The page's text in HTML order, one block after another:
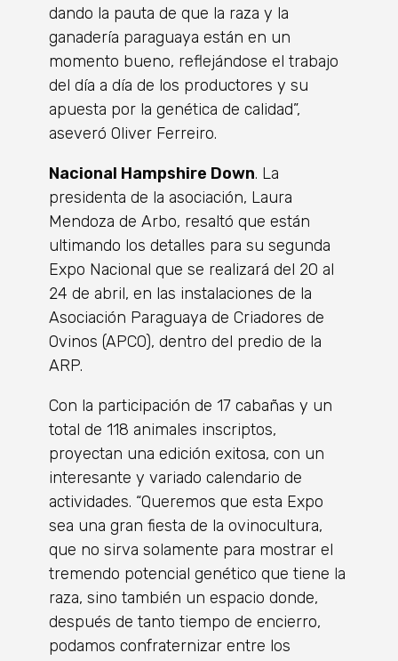
dando la pauta de que la raza y la
ganadería paraguaya están en un
momento bueno, reflejándose el trabajo
del día a día de los productores y su
apuesta por la genética de calidad”,
aseveró Oliver Ferreiro.
Nacional Hampshire Down. La
presidenta de la asociación, Laura
Mendoza de Arbo, resaltó que están
ultimando los detalles para su segunda
Expo Nacional que se realizará del 20 al
24 de abril, en las instalaciones de la
Asociación Paraguaya de Criadores de
Ovinos (APCO), dentro del predio de la
ARP.
Con la participación de 17 cabañas y un
total de 118 animales inscriptos,
proyectan una edición exitosa, con un
interesante y variado calendario de
actividades. “Queremos que esta Expo
sea una gran fiesta de la ovinocultura,
que no sirva solamente para mostrar el
tremendo potencial genético que tiene la
raza, sino también un espacio donde,
después de tanto tiempo de encierro,
podamos confraternizar entre los